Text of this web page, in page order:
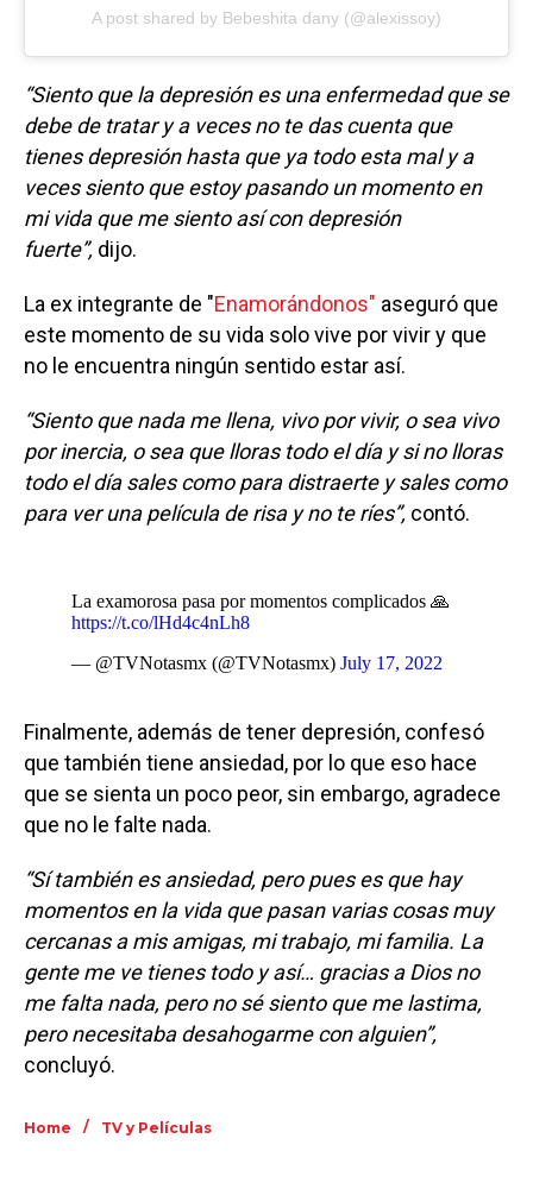
A post shared by Bebeshita dany (@alexissoy)
“Siento que la depresión es una enfermedad que se
debe de tratar y a veces no te das cuenta que
tienes depresión hasta que ya todo esta mal y a
veces siento que estoy pasando un momento en
mi vida que me siento así con depresión
fuerte”, dijo.
La ex integrante de "Enamorándonos" aseguró que
este momento de su vida solo vive por vivir y que
no le encuentra ningún sentido estar así.
“Siento que nada me llena, vivo por vivir, o sea vivo
por inercia, o sea que lloras todo el día y si no lloras
todo el día sales como para distraerte y sales como
para ver una película de risa y no te ríes”, contó.
La examorosa pasa por momentos complicados 🙏
https://t.co/lHd4c4nLh8
— @TVNotasmx (@TVNotasmx) July 17, 2022
Finalmente, además de tener depresión, confesó
que también tiene ansiedad, por lo que eso hace
que se sienta un poco peor, sin embargo, agradece
que no le falte nada.
“Sí también es ansiedad, pero pues es que hay
momentos en la vida que pasan varias cosas muy
cercanas a mis amigas, mi trabajo, mi familia. La
gente me ve tienes todo y así… gracias a Dios no
me falta nada, pero no sé siento que me lastima,
pero necesitaba desahogarme con alguien”,
concluyó.
Home / TV y Películas